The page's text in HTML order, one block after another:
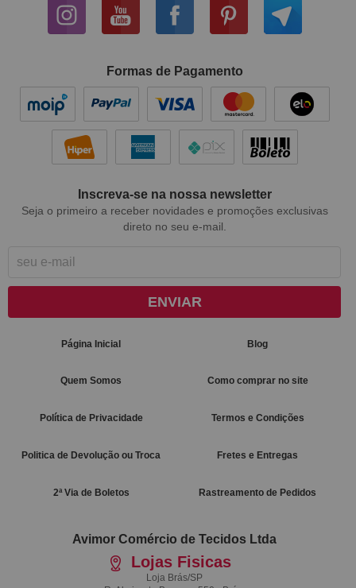
Formas de Pagamento
Inscreva-se na nossa newsletter
Seja o primeiro a receber novidades e promoções exclusivas
direto no seu e-mail.
ENVIAR
Página Inicial Blog
Quem Somos Como comprar no site
Política de Privacidade Termos e Condições
Politica de Devolução ou Troca Fretes e Entregas
2ª Via de Boletos Rastreamento de Pedidos
Avimor Comércio de Tecidos Ltda
Lojas Fisicas
Loja Brás/SP